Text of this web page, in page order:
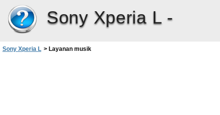
Sony Xperia L -
Sony Xperia L > Layanan musik